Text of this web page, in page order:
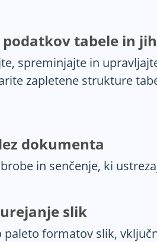
podatkov tabele in
spreminjajte in
zapletene strukture
dokumenta
in senčenje, ki
slik
formatov slik,